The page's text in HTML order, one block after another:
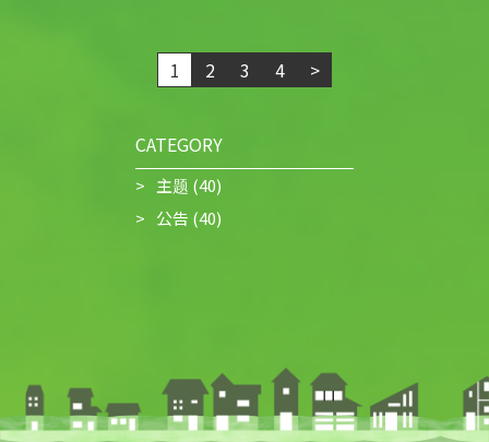
1 2 3 4 >
CATEGORY
主题 (40)
公告 (40)